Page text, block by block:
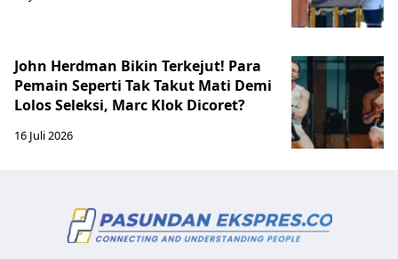
John Herdman Bikin Terkejut! Para
Pemain Seperti Tak Takut Mati Demi
Lolos Seleksi, Marc Klok Dicoret?
16 Juli 2026